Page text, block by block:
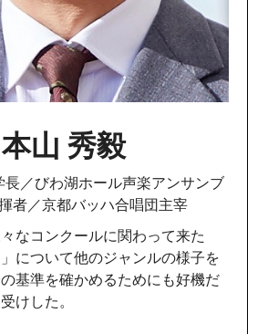
本山 秀毅
長／びわ湖ホール声楽アンサンブ
者／京都バッハ合唱団主宰
なコンクールに関わって来た
について他のジャンルの様子を
基準を確かめるためにも好機だ
けした。